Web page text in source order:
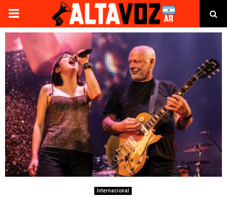
PRIMARY
MENU
Internacional